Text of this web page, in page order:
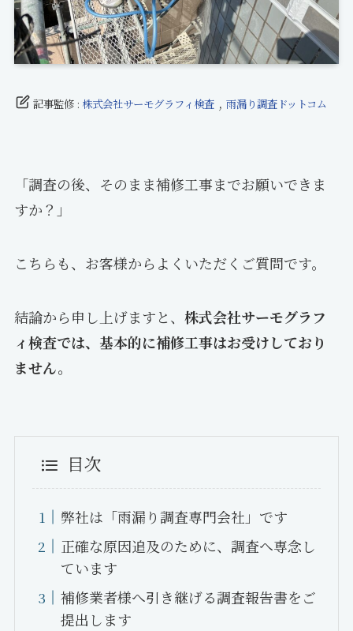
記事監修 : 株式会社サーモグラフィ検査 ,雨漏り調査ドットコム
「調査の後、そのまま補修工事までお願いできま
すか？」
こちらも、お客様からよくいただくご質問です。
結論から申し上げますと、 株式会社サーモグラフ
ィ検査では、基本的に補修工事はお受けしており
ません。
目次
弊社は「雨漏り調査専門会社」です
正確な原因追及のために、調査へ専念し
ています
補修業者様へ引き継げる調査報告書をご
提出します